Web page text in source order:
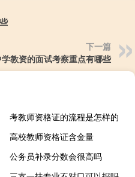
下一篇
教资的面试考察重点有哪些
考教师资格证的流程是怎样的
高校教师资格证含金量
公务员补录分数会很高吗